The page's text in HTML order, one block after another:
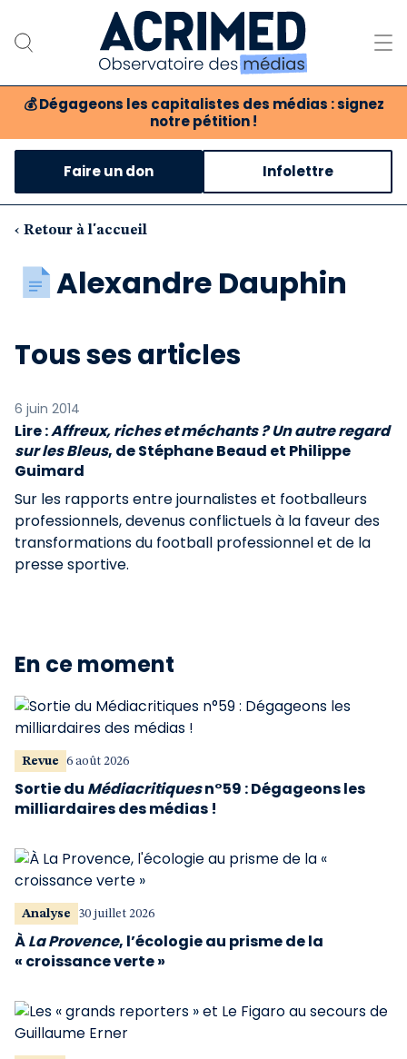
💰 Dégageons les capitalistes des médias : signez
notre pétition !
Notre association
Notre critique des médias
Nos propositions
Notre revue
Faire un don Infolettre
‹ Retour à l'accueil
Alexandre Dauphin
Tous ses articles
6 juin 2014
Lire :Affreux, riches et méchants ? Un autre regard
sur les Bleus, de Stéphane Beaud et Philippe
Guimard
Sur les rapports entre journalistes et footballeurs
professionnels, devenus conflictuels à la faveur des
transformations du football professionnel et de la
presse sportive.
En ce moment
Revue 6 août 2026
Sortie du Médiacritiquesn°59 : Dégageons les
milliardaires des médias !
Analyse 30 juillet 2026
ÀLa Provence, l’écologie au prisme de la
« croissance verte »